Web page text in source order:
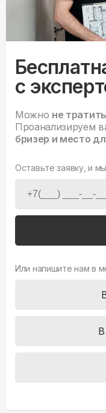
с
Можно не
Проанализируем
бризер и место
Оставьте заявку, и
Или напишите нам в